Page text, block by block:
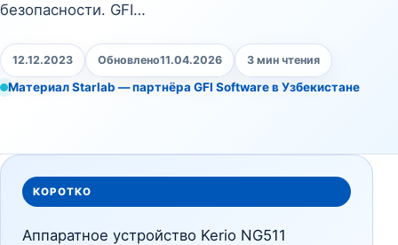
безопасности. GFI…
12.12.2023 Обновлено11.04.2026 3 мин чтения
Материал Starlab — партнёра GFI Software в Узбекистане
КОРОТКО
Аппаратное устройство Kerio NG511